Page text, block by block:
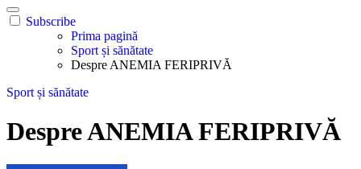
Subscribe
Prima pagină
Sport și sănătate
Despre ANEMIA FERIPRIVĂ
Sport și sănătate
Despre ANEMIA FERIPRIVĂ